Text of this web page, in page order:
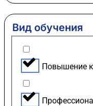
Вид обучения
Повышение